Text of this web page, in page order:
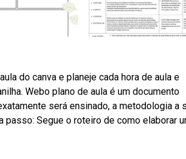
do canva e planeje cada hora de aula e
Webo plano de aula é um documento
será ensinado, a metodologia a
passo: Segue o roteiro de como elaborar